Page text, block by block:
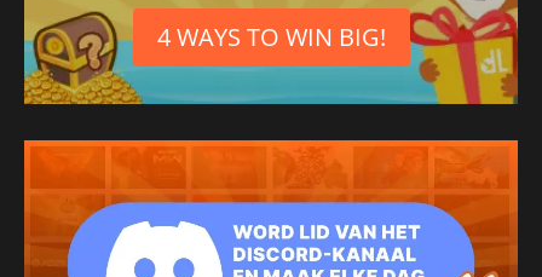
4 WAYS TO WIN BIG!